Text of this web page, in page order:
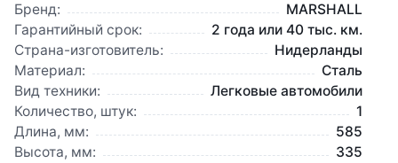
Бренд:
MARSHALL
Гарантийный срок:
2 года или 40 тыс. км.
Страна-изготовитель:
Нидерланды
Материал:
Сталь
Вид техники:
Легковые автомобили
Количество, штук:
1
Длина, мм:
585
Высота, мм:
335